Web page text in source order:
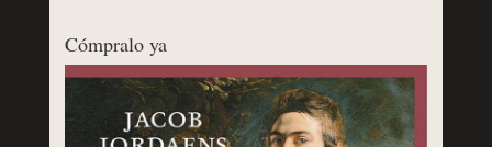
Cómpralo ya